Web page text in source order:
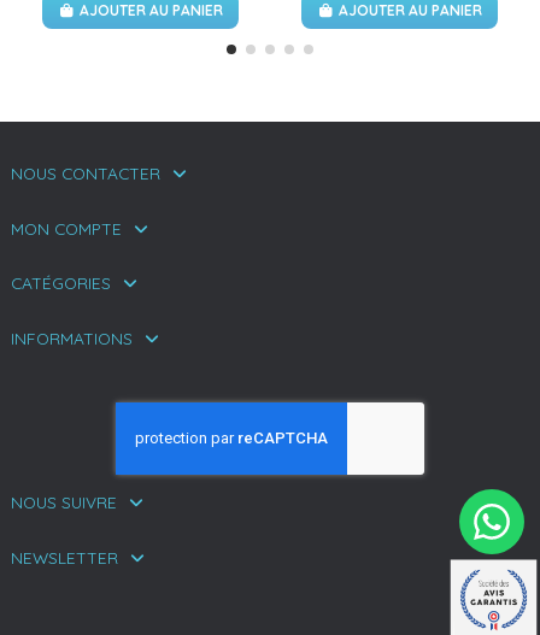
AJOUTER AU PANIER
AJOUTER AU PANIER
NOUS CONTACTER
MON COMPTE
CATÉGORIES
INFORMATIONS
NOUS SUIVRE
NEWSLETTER